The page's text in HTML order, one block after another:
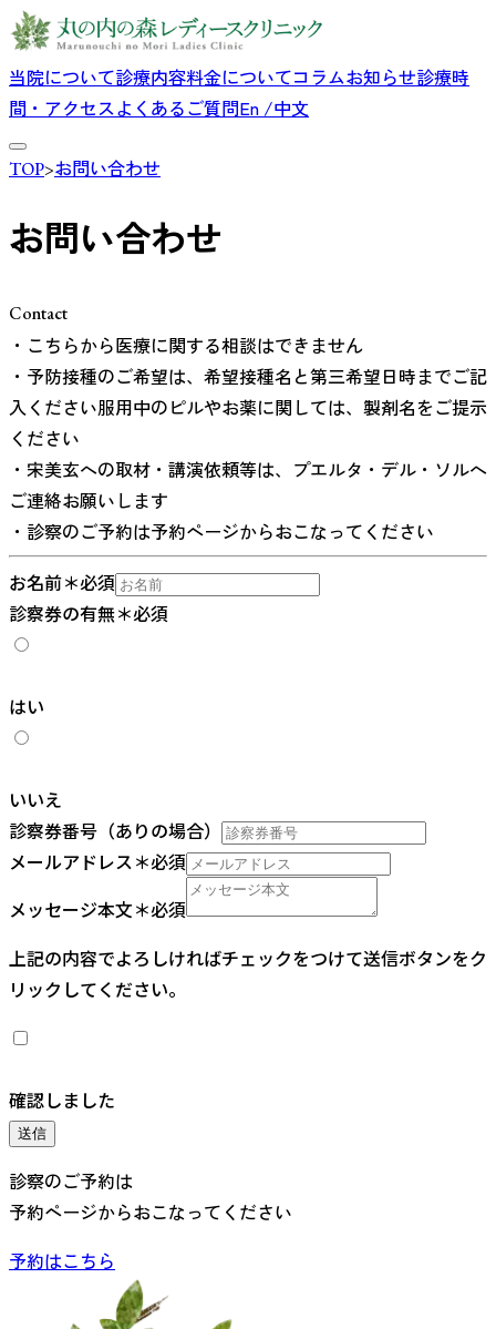
当院について診療内容料金についてコラムお知らせ診療時
間・アクセスよくあるご質問En /中文
TOP>お問い合わせ
お問い合わせ
Contact
・こちらから医療に関する相談はできません
・予防接種のご希望は、希望接種名と第三希望日時までご記
入ください服用中のピルやお薬に関しては、製剤名をご提示
ください
・宋美玄への取材・講演依頼等は、プエルタ・デル・ソルへ
ご連絡お願いします
・診察のご予約は予約ページからおこなってください
お名前＊必須
診察券の有無＊必須
はい
いいえ
診察券番号（ありの場合）
メールアドレス＊必須
メッセージ本文＊必須
上記の内容でよろしければチェックをつけて送信ボタンをク
リックしてください。
確認しました
送信
診察のご予約は
予約ページからおこなってください
予約はこちら